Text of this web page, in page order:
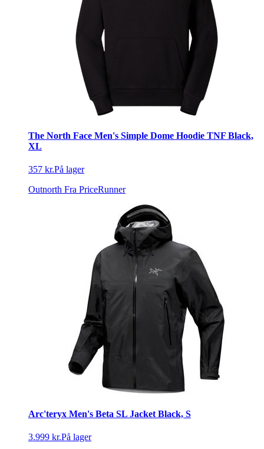
The North Face Men's Simple Dome Hoodie TNF Black,
XL
357 kr.På lager
Outnorth Fra PriceRunner
Arc'teryx Men's Beta SL Jacket Black, S
3.999 kr.På lager